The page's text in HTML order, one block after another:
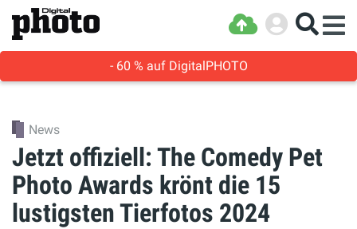
- 60 % auf DigitalPHOTO
News
Jetzt offiziell: The Comedy Pet
Photo Awards krönt die 15
lustigsten Tierfotos 2024